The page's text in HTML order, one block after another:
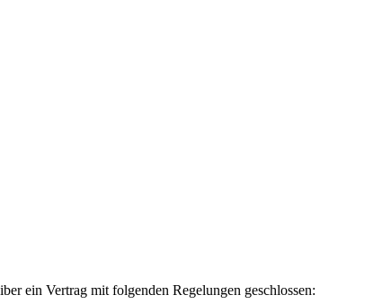
ein Vertrag mit folgenden Regelungen geschlossen: